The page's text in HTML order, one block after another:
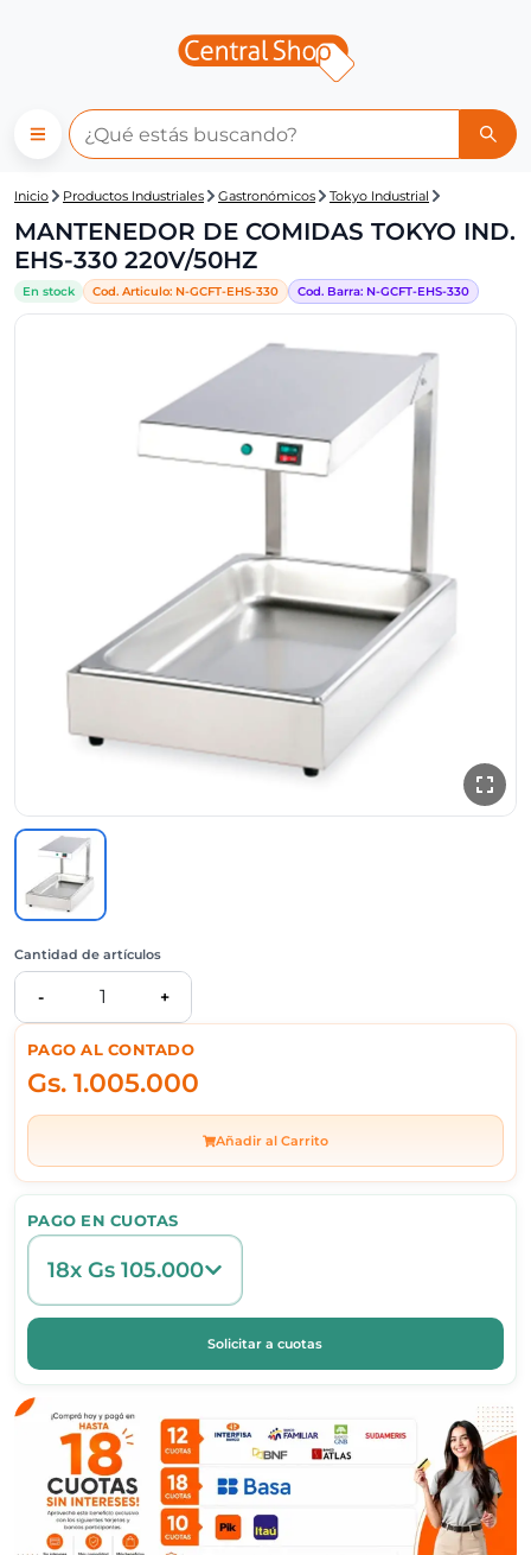
Central Shop: MANTENEDOR
Inicio Productos Industriales Gastronómicos Tokyo Industrial
MANTENEDOR DE COMIDAS TOKYO IND.
EHS-330 220V/50HZ
En stock Cod. Articulo: N-GCFT-EHS-330 Cod. Barra: N-GCFT-EHS-330
PAGO AL CONTADO
Gs. 1.005.000
Añadir al Carrito
PAGO EN CUOTAS
18x Gs 105.000
Solicitar a cuotas
Cantidad de artículos
- 1 +